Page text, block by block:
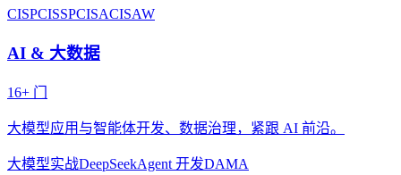
CISPCISSPCISACISAW
AI & 大数据
16+ 门
大模型应用与智能体开发、数据治理，紧跟 AI 前沿。
大模型实战DeepSeekAgent 开发DAMA